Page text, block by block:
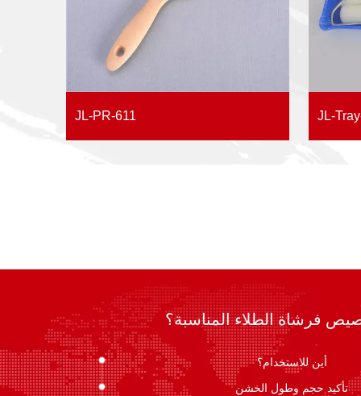
JL-PR-611 JL-
فرشاة الطلاء المناسبة؟
أين للاستخدام؟
تأكيد حجم وطول الخشن